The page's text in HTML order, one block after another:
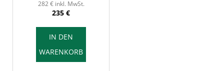
PM200SB
282 € inkl. MwSt.
235 €
IN DEN
WARENKORB